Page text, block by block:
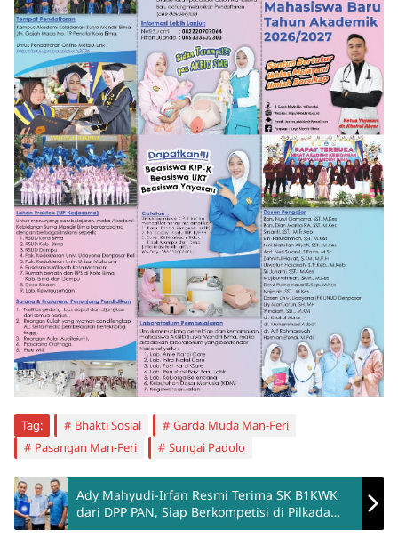
Tag: Bhakti Sosial
Garda Muda Man-Feri
Pasangan Man-Feri
Sungai Padolo
Ady Mahyudi-Irfan Resmi Terima SK B1KWK
dari DPP PAN, Siap Berkompetisi di Pilkada
Bima 2024